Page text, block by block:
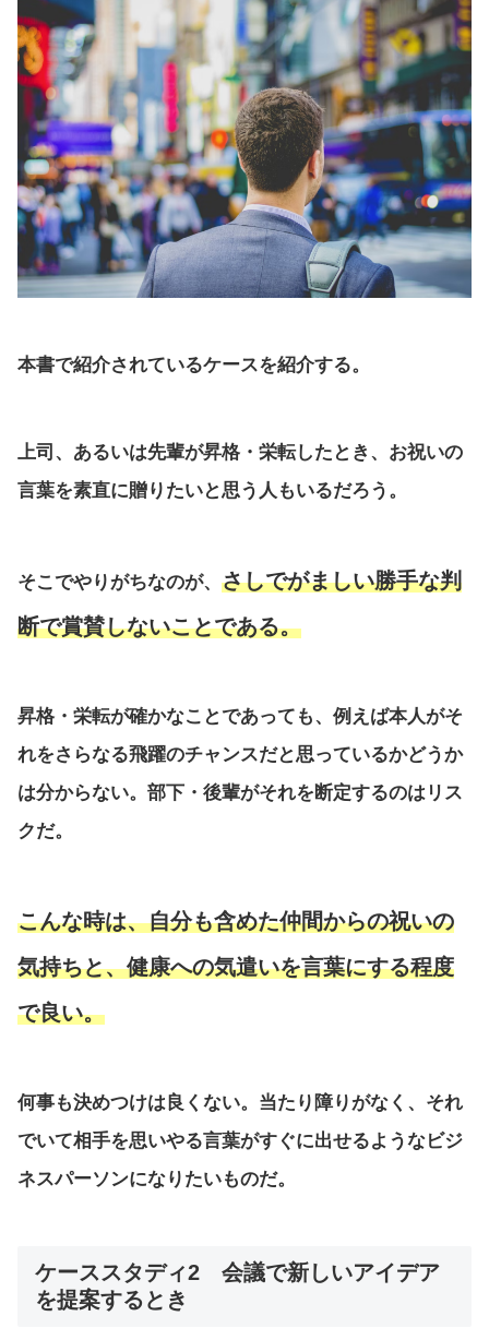
本書で紹介されているケースを紹介する。
上司、あるいは先輩が昇格・栄転したとき、お祝いの
言葉を素直に贈りたいと思う人もいるだろう。
そこでやりがちなのが、 さしでがましい勝手な判
断で賞賛しないことである。
昇格・栄転が確かなことであっても、例えば本人がそ
れをさらなる飛躍のチャンスだと思っているかどうか
は分からない。部下・後輩がそれを断定するのはリス
クだ。
こんな時は、自分も含めた仲間からの祝いの
気持ちと、健康への気遣いを言葉にする程度
で良い。
何事も決めつけは良くない。当たり障りがなく、それ
でいて相手を思いやる言葉がすぐに出せるようなビジ
ネスパーソンになりたいものだ。
ケーススタディ2 会議で新しいアイデア
を提案するとき